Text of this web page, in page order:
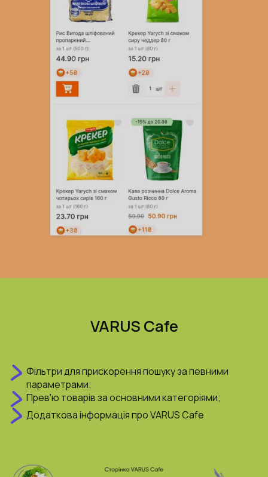
VARUS Cafe
Фільтри для прискорення пошуку за певними
параметрами;
Прев'ю товарів за основними категоріями;
Додаткова інформація про VARUS Cafe